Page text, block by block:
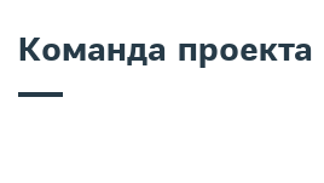
Команда проекта